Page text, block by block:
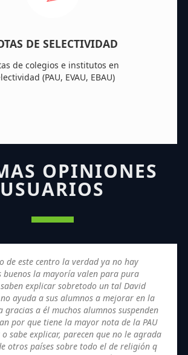
DE SELECTIVIDAD
de colegios e institutos en
(PAU, EVAU, EBAU)
OPINIONES
USUARIOS
de este centro la verdad ya no hay
buenos la mayoría valen para pura
explicar sobretodo un tal David
ayuda a sus alumnos a mejorar en la
gracias a él muchos alumnos suspenden
por que tiene la mayor nota de la PAU
o sabe explicar, parecen que no le agrada
otros países sobre todo el de religión q